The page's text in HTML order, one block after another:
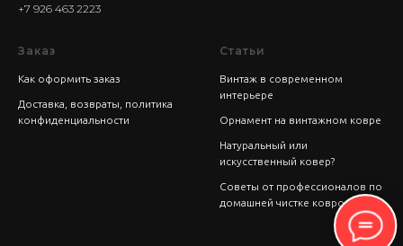
+7 926 463 2223
Заказ
Как оформить заказ
Доставка, возвраты, политика
конфиденциальности
Статьи
Винтаж в современном
интерьере
Орнамент на винтажном ковре
Натуральный или
искусственный ковер?
Советы от профессионалов по
домашней чистке ковров